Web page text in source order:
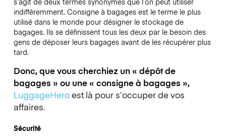
indifféremment. Consigne à bagages est le terme le plus
utilisé dans le monde pour désigner le stockage de
bagages. Ils se définissent tous les deux par le besoin des
gens de déposer leurs bagages avant de les récupérer plus
tard.
Donc, que vous cherchiez un « dépôt de
bagages » ou une « consigne à bagages »,
LuggageHeroest là pour s’occuper de vos
affaires.
Sécurité